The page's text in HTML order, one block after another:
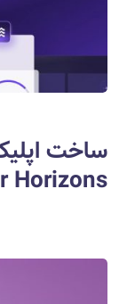
ساخت
Horizons